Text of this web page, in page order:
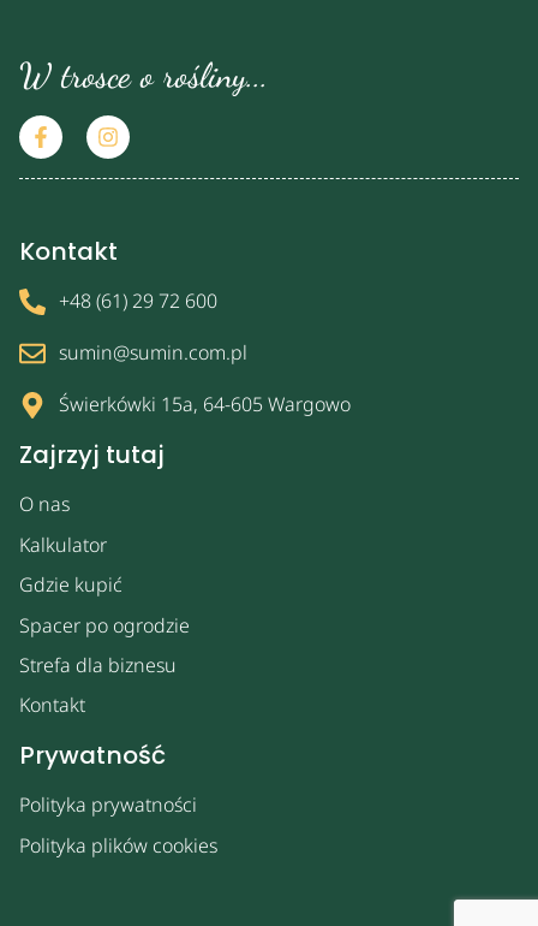
W trosce o rośliny...
Zajrzyj tutaj
O nas
Kalkulator
Gdzie kupić
Spacer po ogrodzie
Strefa dla biznesu
Kontakt
Prywatność
Polityka prywatności
Polityka plików cookies
Kontakt
+48 (61) 29 72 600
sumin@sumin.com.pl
Świerkówki 15a, 64-605 Wargowo